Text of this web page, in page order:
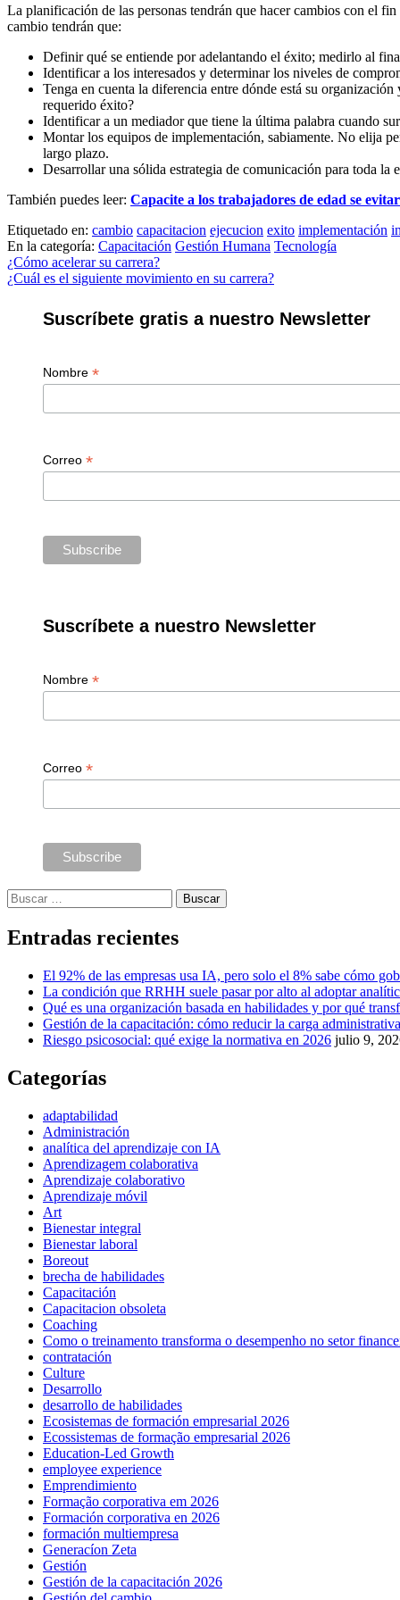
La planificación de las personas tendrán que hacer cambios con el
cambio tendrán que:
Definir qué se entiende por adelantando el éxito; medirlo al
Identificar a los interesados y determinar los niveles de
Tenga en cuenta la diferencia entre dónde está su
requerido éxito?
Identificar a un mediador que tiene la última palabra cuando
Montar los equipos de implementación, sabiamente. No elija
largo plazo.
Desarrollar una sólida estrategia de comunicación para toda
También puedes leer: Capacite a los trabajadores de edad se
Etiquetado en: cambio capacitacion ejecucion exito implementación
En la categoría: Capacitación Gestión Humana Tecnología
Navegación
de
entradas
¿Cómo acelerar su carrera?
¿Cuál es el siguiente movimiento en su carrera?
Suscríbete gratis a nuestro Newsletter
Nombre *
Correo *
Suscríbete a nuestro Newsletter
Nombre *
Correo *
Buscar:
Entradas recientes
El 92% de las empresas usa IA, pero solo el 8% sabe cómo
La condición que RRHH suele pasar por alto al adoptar
Qué es una organización basada en habilidades y por qué
Gestión de la capacitación: cómo reducir la carga
Riesgo psicosocial: qué exige la normativa en 2026 julio 9,
Categorías
adaptabilidad
Administración
analítica del aprendizaje con IA
Aprendizagem colaborativa
Aprendizaje colaborativo
Aprendizaje móvil
Art
Bienestar integral
Bienestar laboral
Boreout
brecha de habilidades
Capacitación
Capacitacion obsoleta
Coaching
Como o treinamento transforma o desempenho no setor
contratación
Culture
Desarrollo
desarrollo de habilidades
Ecosistemas de formación empresarial 2026
Ecossistemas de formação empresarial 2026
Education-Led Growth
employee experience
Emprendimiento
Formação corporativa em 2026
Formación corporativa en 2026
formación multiempresa
Generacíon Zeta
Gestión
Gestión de la capacitación 2026